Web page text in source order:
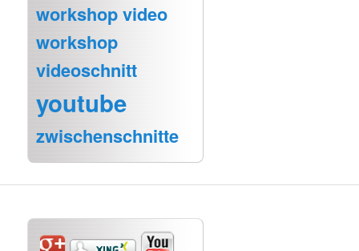
workshop video
workshop
videoschnitt
youtube
zwischenschnitte